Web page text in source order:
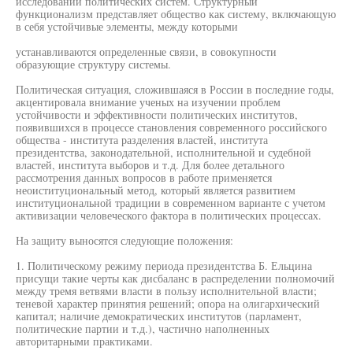
функционализм представляет общество как систему, включающую
в себя устойчивые элементы, между которыми
устанавливаются определенные связи, в совокупности
образующие структуру системы.
Политическая ситуация, сложившаяся в России в последние годы,
акцентировала внимание ученых на изучении проблем
устойчивости и эффективности политических институтов,
появившихся в процессе становления современного российского
общества - института разделения властей, института
президентства, законодательной, исполнительной и судебной
властей, института выборов и т.д. Для более детального
рассмотрения данных вопросов в работе применяется
неоиституциональный метод, который является развитием
институциональной традиции в современном варианте с учетом
активизации человеческого фактора в политических процессах.
На защиту выносятся следующие положения:
1. Политическому режиму периода президентства Б. Ельцина
присущи такие черты как дисбаланс в распределении полномочий
между тремя ветвями власти в пользу исполнительной власти;
теневой характер принятия решений; опора на олигархический
капитал; наличие демократических институтов (парламент,
политические партии и т.д.), частично наполненных
авторитарными практиками.